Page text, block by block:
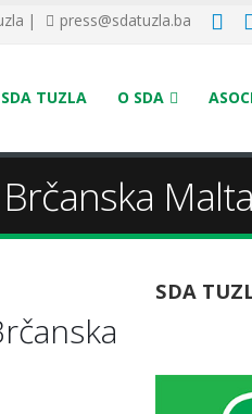
| press@sdatuzla.ba
TUZLA O SDA
Malta
SDA